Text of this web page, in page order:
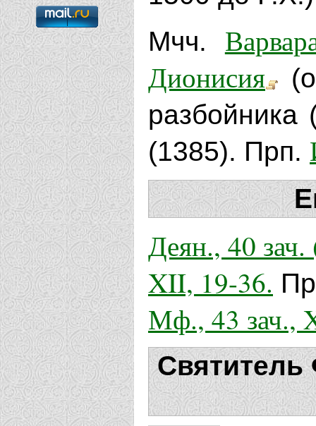
Мчч.
Дионисия
(1385). Прп.
Деян., 40
XII, 19-36.
Мф., 43 зач.,